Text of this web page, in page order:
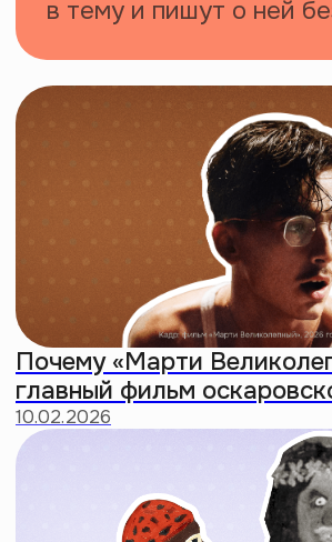
Когда все станут мусульманами? Как
ислам стал модным
41:02
чертами зумеров и миллениалов
26:07